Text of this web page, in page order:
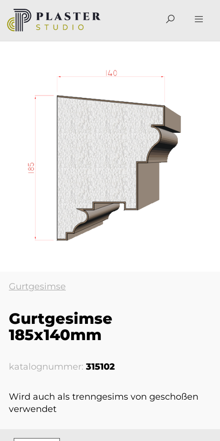
Gurtgesimse
Gurtgesimse
185x140mm
katalognummer: 315102
Wird auch als trenngesims von geschoßen
verwendet